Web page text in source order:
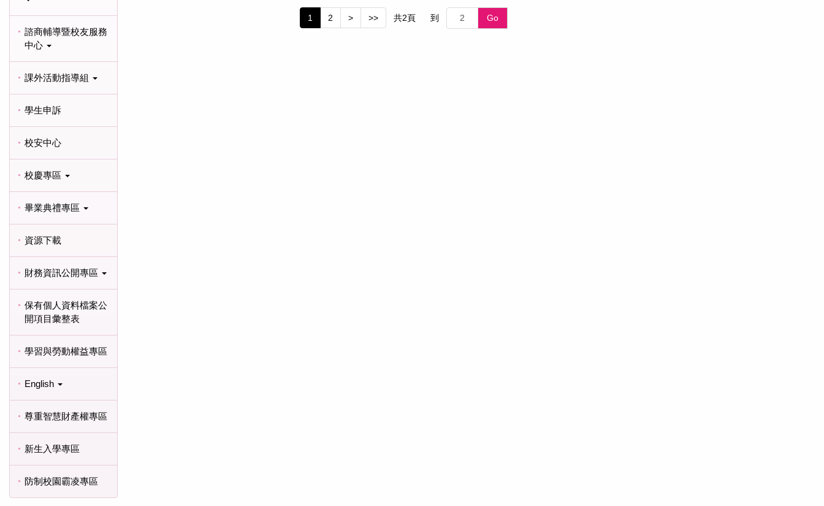
諮商輔導暨校友服務
中心
課外活動指導組
學生申訴
校安中心
校慶專區
畢業典禮專區
資源下載
財務資訊公開專區
保有個人資料檔案公
開項目彙整表
學習與勞動權益專區
English
尊重智慧財產權專區
新生入學專區
防制校園霸凌專區
1 2 > >> 共2頁 到 Go